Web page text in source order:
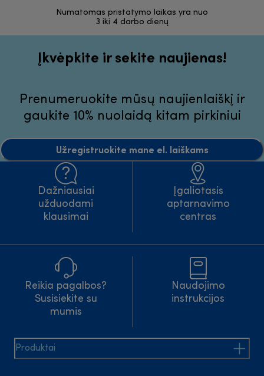
Numatomas pristatymo laikas yra nuo
3 iki 4 darbo dienų
Įkvėpkite ir sekite naujienas!
Prenumeruokite mūsų naujienlaiškį ir
gaukite 10% nuolaidą kitam pirkiniui
Užregistruokite mane el. laiškams
Dažniausiai
užduodami
klausimai
Įgaliotasis
aptarnavimo
centras
Reikia pagalbos?
Susisiekite su
mumis
Naudojimo
instrukcijos
Produktai